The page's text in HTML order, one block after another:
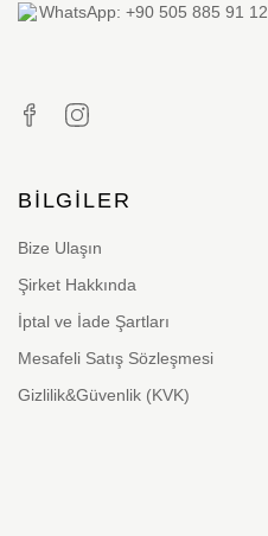
WhatsApp: +90 505 885 91 12
BILGILER
Bize Ulaşın
Şirket Hakkında
İptal ve İade Şartları
Mesafeli Satış Sözleşmesi
Gizlilik&Güvenlik (KVK)